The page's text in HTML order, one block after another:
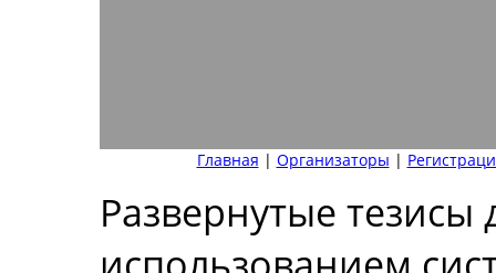
Главная | Организаторы |
Развернутые